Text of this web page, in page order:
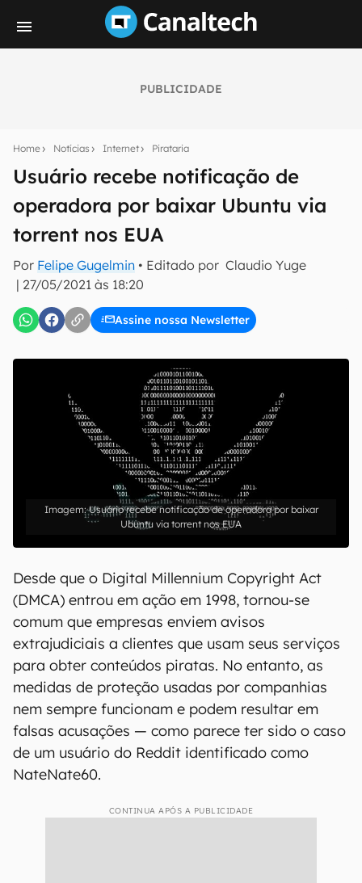
PUBLICIDADE
Home Notícias Internet Pirataria
Usuário recebe notificação de
operadora por baixar Ubuntu via
torrent nos EUA
Por Felipe Gugelmin • Editado por Claudio Yuge
| 27/05/2021 às 18:20
Assine nossa Newsletter
notícias e reviews sobre tecnologia em primeira
mão.
E-mail
inscreva-se
Confirmo que li, aceito e concordo com os Termos de
Uso e Política de Privacidade do Canaltech.
Usuário recebe notificação de operadora por baixar
Ubuntu via torrent nos EUA
Desde que o Digital Millennium Copyright Act
(DMCA) entrou em ação em 1998, tornou-se
comum que empresas enviem avisos
extrajudiciais a clientes que usam seus serviços
para obter conteúdos piratas. No entanto, as
medidas de proteção usadas por companhias
nem sempre funcionam e podem resultar em
falsas acusações — como parece ter sido o caso
de um usuário do Reddit identificado como
NateNate60.
CONTINUA APÓS A PUBLICIDADE